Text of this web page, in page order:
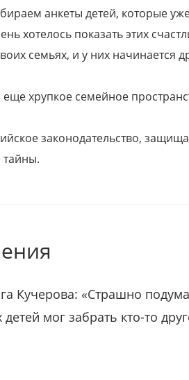
анкеты детей, которые
хотелось показать этих
семьях, и у них начинается
хрупкое семейное
законодательство,
тайны.
Кучерова: «Страшно
детей мог забрать кто-то